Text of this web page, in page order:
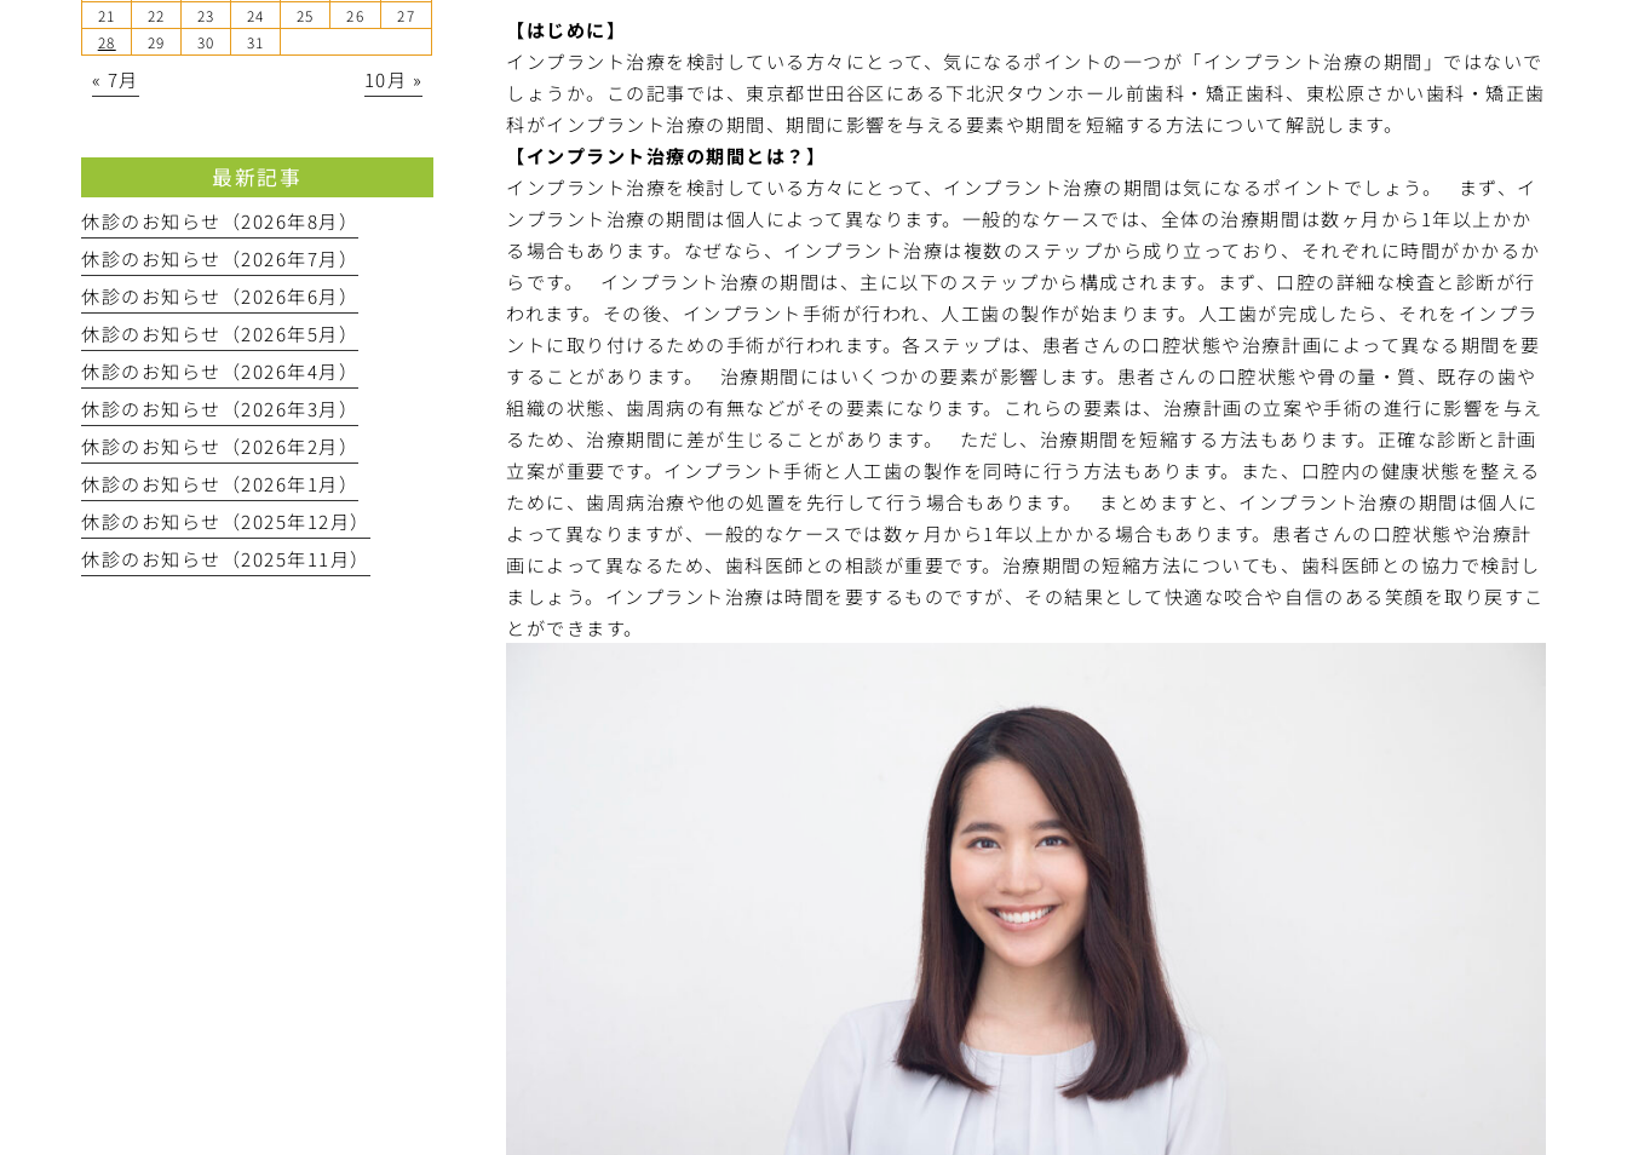
【はじめに】
インプラント治療を検討している方々にとって、気になるポイントの一つが「インプラント治療の期間」ではないで
しょうか。この記事では、東京都世田谷区にある下北沢タウンホール前歯科・矯正歯科、東松原さかい歯科・矯正歯
科がインプラント治療の期間、期間に影響を与える要素や期間を短縮する方法について解説します。
【インプラント治療の期間とは？】
インプラント治療を検討している方々にとって、インプラント治療の期間は気になるポイントでしょう。
まず、イ
ンプラント治療の期間は個人によって異なります。一般的なケースでは、全体の治療期間は数ヶ月から1年以上かか
る場合もあります。なぜなら、インプラント治療は複数のステップから成り立っており、それぞれに時間がかかるか
らです。
インプラント治療の期間は、主に以下のステップから構成されます。まず、口腔の詳細な検査と診断が行
われます。その後、インプラント手術が行われ、人工歯の製作が始まります。人工歯が完成したら、それをインプラ
ントに取り付けるための手術が行われます。各ステップは、患者さんの口腔状態や治療計画によって異なる期間を要
することがあります。
治療期間にはいくつかの要素が影響します。患者さんの口腔状態や骨の量・質、既存の歯や
組織の状態、歯周病の有無などがその要素になります。これらの要素は、治療計画の立案や手術の進行に影響を与え
るため、治療期間に差が生じることがあります。
ただし、治療期間を短縮する方法もあります。正確な診断と計画
立案が重要です。インプラント手術と人工歯の製作を同時に行う方法もあります。また、口腔内の健康状態を整える
ために、歯周病治療や他の処置を先行して行う場合もあります。
まとめますと、インプラント治療の期間は個人に
よって異なりますが、一般的なケースでは数ヶ月から1年以上かかる場合もあります。患者さんの口腔状態や治療計
画によって異なるため、歯科医師との相談が重要です。治療期間の短縮方法についても、歯科医師との協力で検討し
ましょう。インプラント治療は時間を要するものですが、その結果として快適な咬合や自信のある笑顔を取り戻すこ
とができます。
21
22 23 24 25 26
27
28
29 30 31
« 7月 10月 »
最新記事
休診のお知らせ（2026年8月）
休診のお知らせ（2026年7月）
休診のお知らせ（2026年6月）
休診のお知らせ（2026年5月）
休診のお知らせ（2026年4月）
休診のお知らせ（2026年3月）
休診のお知らせ（2026年2月）
休診のお知らせ（2026年1月）
休診のお知らせ（2025年12月）
休診のお知らせ（2025年11月）